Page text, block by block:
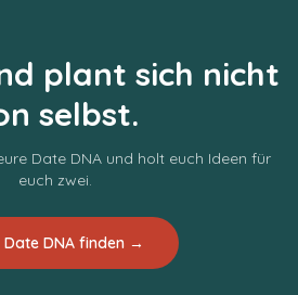
plant sich nicht
selbst.
Date DNA und holt euch Ideen für
euch zwei.
Date DNA finden →